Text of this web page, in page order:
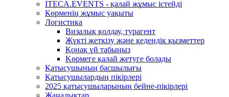
ITECA.EVENTS - қалай жұмыс істейді
Көрменің жұмыс уақыты
Логистика
Визалық қолдау, турагент
Жүкті жеткізу және кедендік қызметтер
Қонақ үй табыңыз
Kөрмеге қалай жетуге болады
Қатысушының басшылығы
Қатысушылардың пікірлері
2025 қатысушыларының бейне-пікірлері
Жаңалықтар